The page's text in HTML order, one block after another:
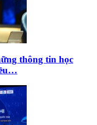
thông tin học